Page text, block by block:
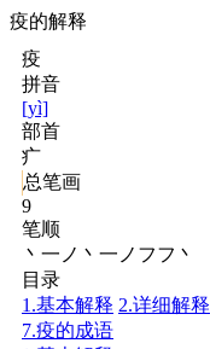
疫的解释
疫
拼音
[yì]
部首
疒
总笔画
9
笔顺
丶一ノ丶一ノフフ丶
目录
1.基本解释 2.详细解释
7.疫的成语